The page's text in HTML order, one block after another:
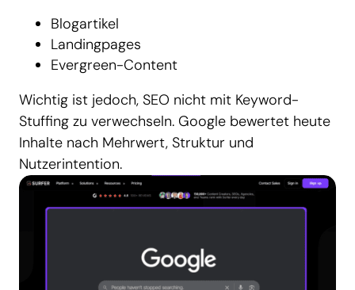
Blogartikel
Landingpages
Evergreen-Content
Wichtig ist jedoch, SEO nicht mit Keyword-
Stuffing zu verwechseln. Google bewertet heute
Inhalte nach Mehrwert, Struktur und
Nutzerintention.